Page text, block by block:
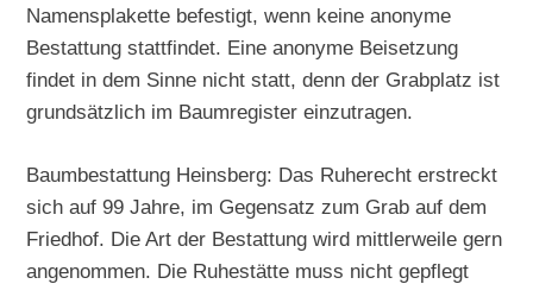
Namensplakette befestigt, wenn keine anonyme
Bestattung stattfindet. Eine anonyme Beisetzung
findet in dem Sinne nicht statt, denn der Grabplatz ist
grundsätzlich im Baumregister einzutragen.
Baumbestattung Heinsberg: Das Ruherecht erstreckt
sich auf 99 Jahre, im Gegensatz zum Grab auf dem
Friedhof. Die Art der Bestattung wird mittlerweile gern
angenommen. Die Ruhestätte muss nicht gepflegt